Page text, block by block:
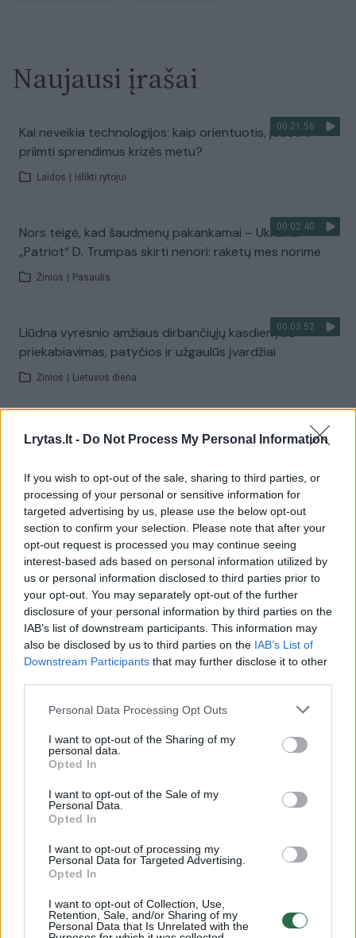
Lrytas.lt - Do Not Process My Personal Information
If you wish to opt-out of the sale, sharing to third parties, or
processing of your personal or sensitive information for
targeted advertising by us, please use the below opt-out
section to confirm your selection. Please note that after your
opt-out request is processed you may continue seeing
interest-based ads based on personal information utilized by
us or personal information disclosed to third parties prior to
your opt-out. You may separately opt-out of the further
disclosure of your personal information by third parties on the
IAB’s list of downstream participants. This information may
also be disclosed by us to third parties on the IAB’s List of
Downstream Participants that may further disclose it to other
Personal Data Processing Opt Outs
I want to opt-out of the Sharing of my
personal data.
Opted In
I want to opt-out of the Sale of my
Personal Data.
Opted In
I want to opt-out of processing my
Personal Data for Targeted Advertising.
Opted In
I want to opt-out of Collection, Use,
Retention, Sale, and/or Sharing of my
Personal Data that Is Unrelated with the
Naujausi įrašai
00:21:56
Kai neveikia technologijos: kaip orientuotis, judėti ir
priimti sprendimus krizės metu?
Laidos Išlikti rytojui
00:02:40
Nors teigė, kad šaudmenų pakankamai – Ukrainai
„Patriot“ D. Trumpas skirti nenori: raketų mes norime
Žinios Pasaulis
00:03:52
Liūdna vyresnio amžiaus dirbančiųjų kasdienybė –
priekabiavimas, patyčios ir užgaulūs įvardžiai
Žinios Lietuvos diena
00:00:29
Tailandą sukrėtė protu nesuvokiamas išpuolis:
Žinios | Pasaulis
Visi įrašai
Žiūrimiausi įrašai
00:00:30
Vaizdai iš tragiškos avarijos Vilniaus r.: dviejų moterų ir
vaiko gyvybių išgelbėti nepavyko
Žinios | Lietuvos diena
Savaitės vidurys nusimato karštas: temperatūra kils iki
Žinios | Orai
00:15:54
V. Zalužno pasisakymą laiko bandymu įsitvirtinti
Ukrainos politikoje: jis yra neteisus
Laidos | Nauja diena